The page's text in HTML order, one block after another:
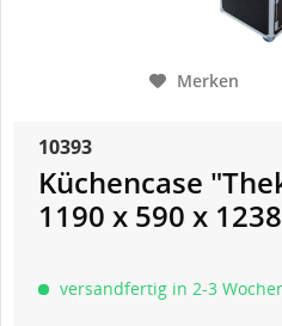
Merken
10393
Küchencase
1190 x 590 x
versandfertig in 2-3